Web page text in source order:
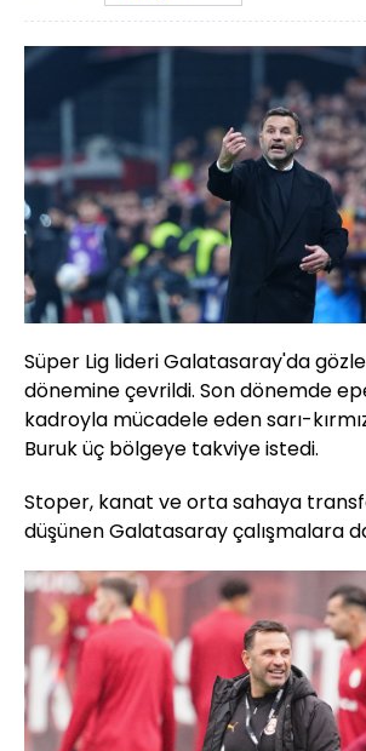
Süper Lig lideri Galatasaray'da
dönemine çevrildi. Son dönemde
kadroyla mücadele eden sarı-
Buruk üç bölgeye takviye istedi.
Stoper, kanat ve orta sahaya
düşünen Galatasaray çalışmalara